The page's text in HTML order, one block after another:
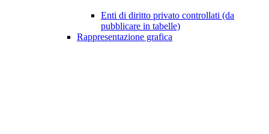
Enti di diritto privato controllati (da
pubblicare in tabelle)
Rappresentazione grafica